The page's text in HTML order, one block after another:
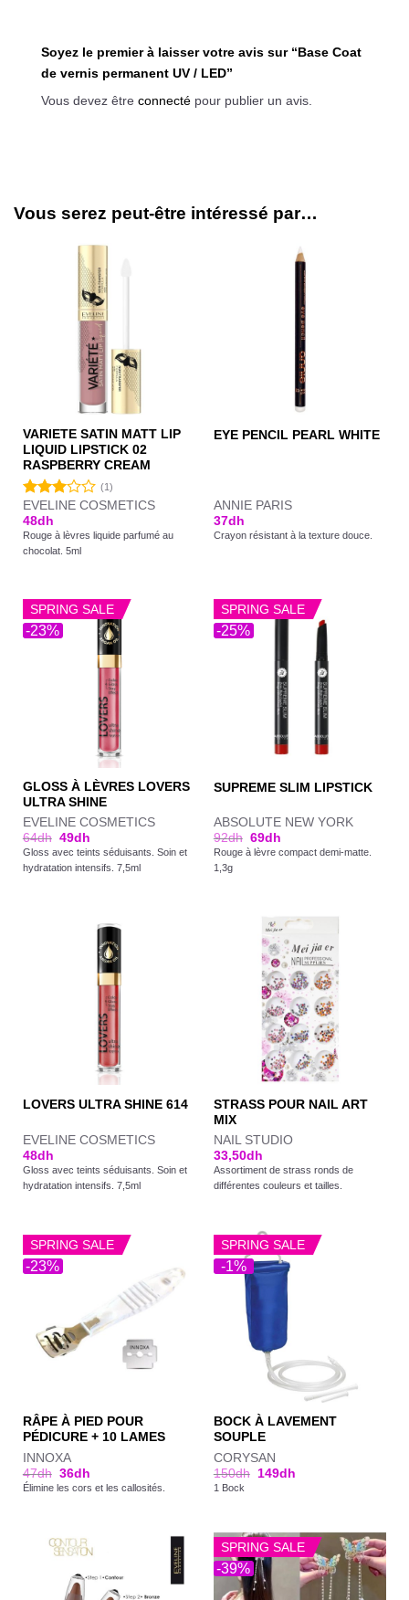
Soyez le premier à laisser votre avis sur “Base Coat
de vernis permanent UV / LED”
Vous devez être connecté pour publier un avis.
Vous serez peut-être intéressé par…
VARIETE SATIN MATT LIP
LIQUID LIPSTICK 02
RASPBERRY CREAM
Note
3.00
sur 5
(1)
EVELINE COSMETICS
48dh
Rouge à lèvres liquide parfumé au
chocolat. 5ml
EYE PENCIL PEARL WHITE
ANNIE PARIS
37dh
Crayon résistant à la texture douce.
-23%
SPRING SALE
GLOSS À LÈVRES LOVERS
ULTRA SHINE
EVELINE COSMETICS
64dh 49dh
Gloss avec teints séduisants. Soin et
hydratation intensifs. 7,5ml
-25%
SPRING SALE
SUPREME SLIM LIPSTICK
ABSOLUTE NEW YORK
92dh 69dh
Rouge à lèvre compact demi-matte.
1,3g
LOVERS ULTRA SHINE 614
EVELINE COSMETICS
48dh
Gloss avec teints séduisants. Soin et
hydratation intensifs. 7,5ml
STRASS POUR NAIL ART
MIX
NAIL STUDIO
33,50dh
Assortiment de strass ronds de
différentes couleurs et tailles.
-23%
SPRING SALE
RÂPE À PIED POUR
PÉDICURE + 10 LAMES
INNOXA
47dh 36dh
Élimine les cors et les callosités.
-1%
SPRING SALE
BOCK À LAVEMENT
SOUPLE
CORYSAN
150dh 149dh
1 Bock
-39%
SPRING SALE